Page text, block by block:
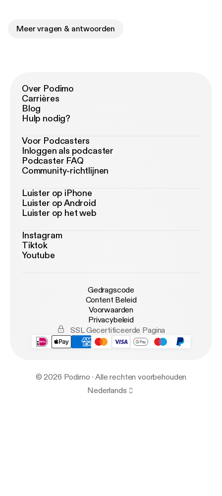
Meer vragen & antwoorden
Over Podimo
Carrières
Blog
Hulp nodig?
Voor Podcasters
Inloggen als podcaster
Podcaster FAQ
Community-richtlijnen
Luister op iPhone
Luister op Android
Luister op het web
Instagram
Tiktok
Youtube
Gedragscode
Content Beleid
Voorwaarden
Privacybeleid
SSL Gecertificeerde Pagina
© 2026 Podimo · Alle rechten voorbehouden
Nederlands